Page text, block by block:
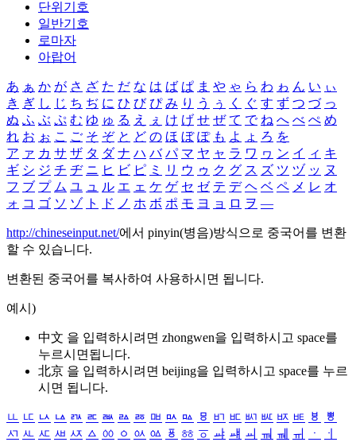
단위기호
일반기호
로마자
아랍어
あ ぁ か が さ ざ た だ な は ば ぱ ま や ゃ ら わ ゎ ん い ぃ
き ぎ し じ ち ぢ に ひ び ぴ み り う ぅ く ぐ す ず つ づ っ
ぬ ふ ぶ ぷ む ゆ ゅ る え ぇ け げ せ ぜ て で ね へ べ ぺ め
れ お ぉ こ ご そ ぞ と ど の ほ ぼ ぽ も よ ょ ろ を
ア ァ カ サ ザ タ ダ ナ ハ バ パ マ ヤ ャ ラ ワ ヮ ン イ ィ キ
ギ シ ジ チ ヂ ニ ヒ ビ ピ ミ リ ウ ゥ ク グ ス ズ ツ ヅ ッ ヌ
フ ブ プ ム ユ ュ ル エ ェ ケ ゲ セ ゼ テ デ ヘ ベ ペ メ レ オ
ォ コ ゴ ソ ゾ ト ド ノ ホ ボ ポ モ ヨ ョ ロ ヲ ―
http://chineseinput.net/에서 pinyin(병음)방식으로 중국어를 변환
할 수 있습니다.
변환된 중국어를 복사하여 사용하시면 됩니다.
예시)
中文 을 입력하시려면 zhongwen을 입력하시고 space를
누르시면됩니다.
北京 을 입력하시려면 beijing을 입력하시고 space를 누르
시면 됩니다.
ㅥ ㅦ ㅧ ㅨ ㅩ ㅪ ㅫ ㅬ ㅭ ㅮ ㅯ ㅰ ㅱ ㅲ ㅳ ㅴ ㅵ ㅶ ㅷ ㅸ
ㅹ
ㅺ ㅻ ㅼ ㅽ ㅾ ㅿ ㆀ ㆁ ㆂ ㆃ ㆄ ㆅ ㆆ ㆇ ㆈ ㆉ ㆊ ㆋ ㆌ ㆍ
ㆎ